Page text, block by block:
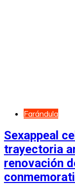
Farándula
Sexappeal
trayectoria
renovación